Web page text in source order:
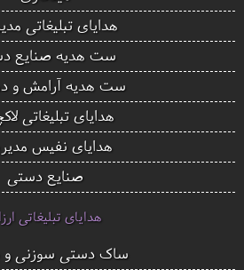
هدایای تبلیغاتی
ست هدیه صنایع
ست هدیه آرامش و
هدایای تبلیغاتی
هدایای نفیس
صنایع دستی
هدایای تبلیغاتی
ساک دستی سوزنی و